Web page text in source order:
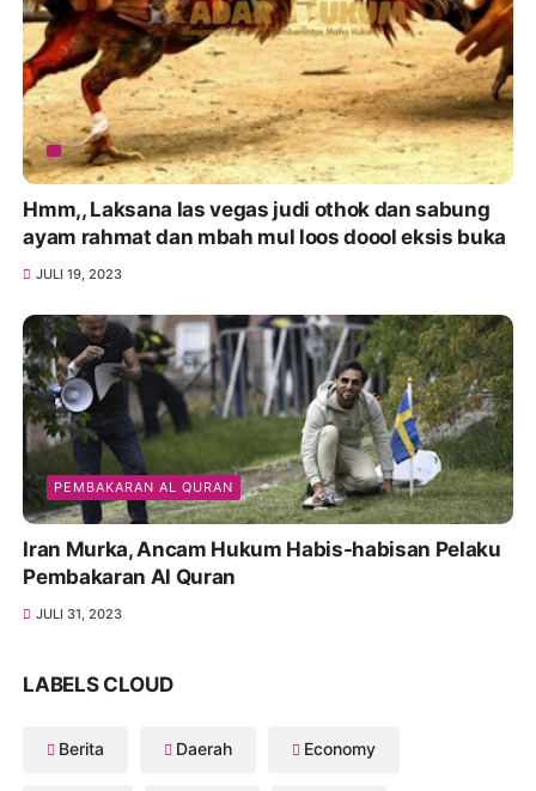
Hmm,, Laksana las vegas judi othok dan sabung
ayam rahmat dan mbah mul loos doool eksis buka
JULI 19, 2023
PEMBAKARAN AL QURAN
Iran Murka, Ancam Hukum Habis-habisan Pelaku
Pembakaran Al Quran
JULI 31, 2023
LABELS CLOUD
Berita Daerah Economy